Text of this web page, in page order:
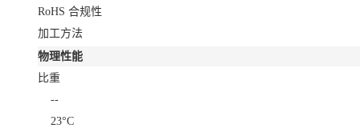
RoHS 合规性
加工方法
物理性能
比重
--
23°C